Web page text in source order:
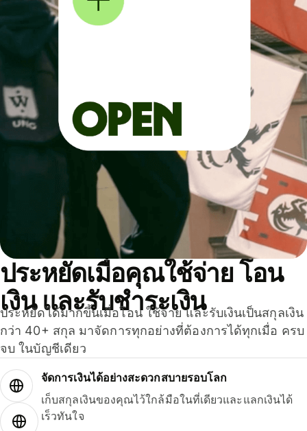
ประหยัดเมื่อคุณใช้จ่าย โอน
เงิน และรับชำระเงิน
ประหยัดได้มากขึ้นเมื่อโอน ใช้จ่าย และรับเงินเป็นสกุลเงิน
กว่า 40+ สกุล มาจัดการทุกอย่างที่ต้องการได้ทุกเมื่อ ครบ
จบ ในบัญชีเดียว
จัดการเงินได้อย่างสะดวกสบายรอบโลก
เก็บสกุลเงินของคุณไว้ใกล้มือในที่เดียวและแลกเงินได้
เร็วทันใจ